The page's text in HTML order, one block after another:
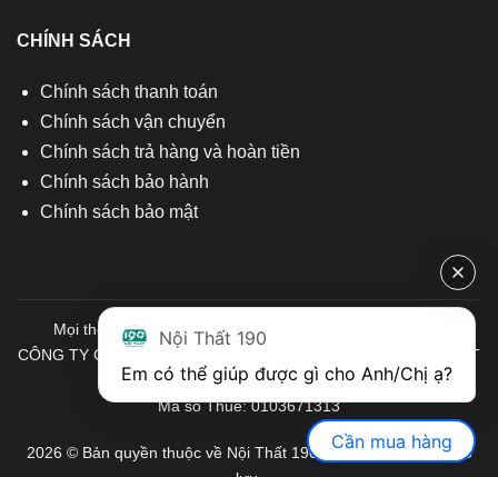
CHÍNH SÁCH
Chính sách thanh toán
Chính sách vận chuyển
Chính sách trả hàng và hoàn tiền
Chính sách bảo hành
Chính sách bảo mật
Mọi thông tin quý khách hàng vui lòng liên hệ chúng tôi:
CÔNG TY CỔ PHẦN ĐẦU TƯ THƯƠNG MẠI VÀ SẢN XUẤT VIỆT
NỘI THẤT
Mã số Thuế: 0103671313
2026 © Bản quyền thuộc về Nội Thất 190. Mọi quyền được bảo
Nội Thất 190
Cần mua hàng